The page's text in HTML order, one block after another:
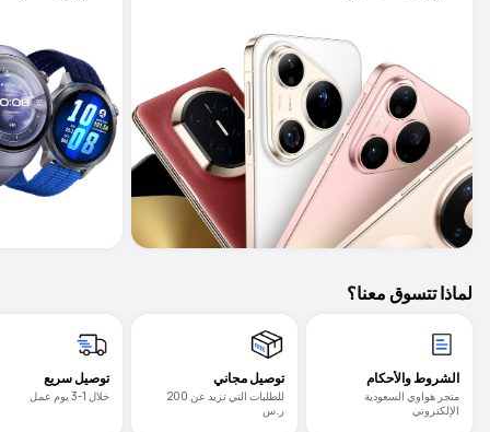
لماذا تتسوق معنا؟
الشروط والأحكام
الإلكتروني
توصيل مجاني
ر.س
توصيل سريع
خلال 1-3 يوم عمل